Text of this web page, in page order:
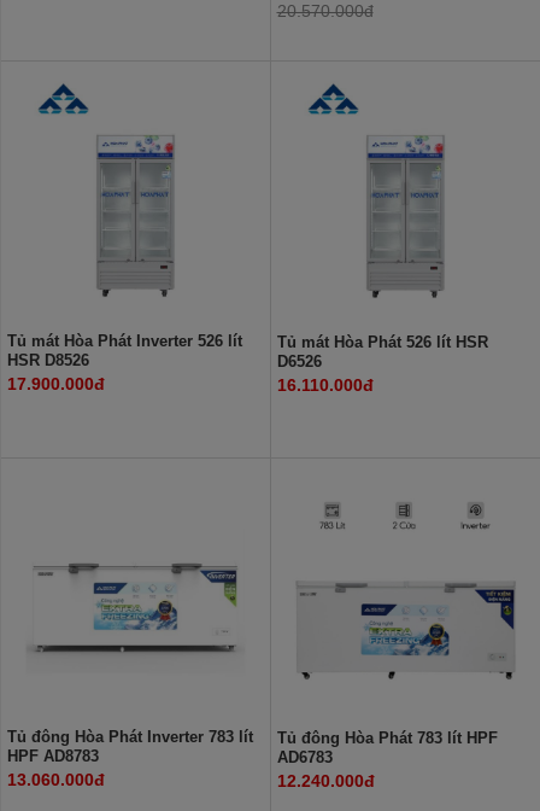
20.570.000đ
Tủ mát Hòa Phát Inverter 526 lít
HSR D8526
17.900.000đ
Tủ mát Hòa Phát 526 lít HSR
D6526
16.110.000đ
Tủ đông Hòa Phát Inverter 783 lít
HPF AD8783
13.060.000đ
Tủ đông Hòa Phát 783 lít HPF
AD6783
12.240.000đ